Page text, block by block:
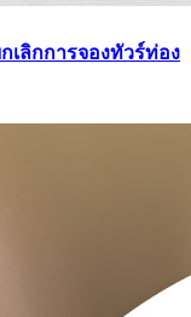
เลิกการจองทัวร์ท่อง